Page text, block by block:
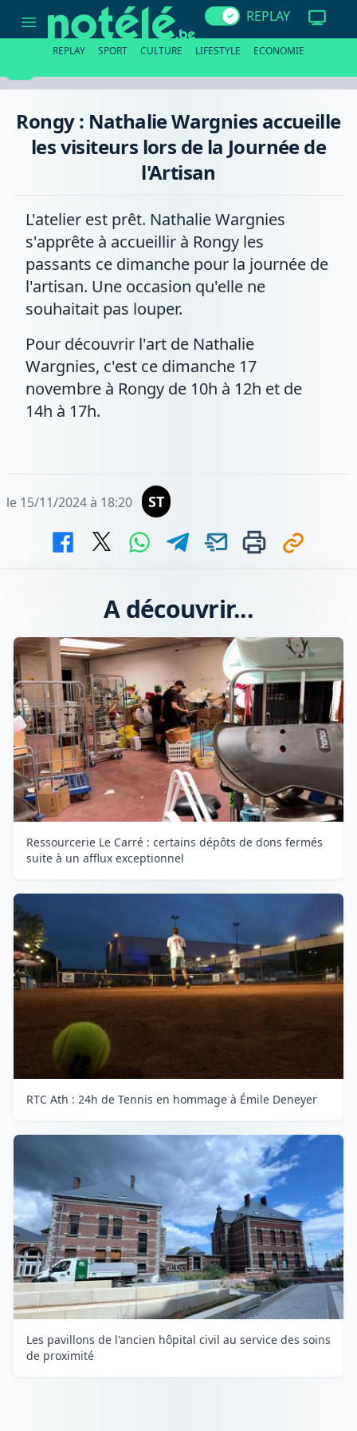
Nathalie
visiteurs
REPLAY
REPLAY SPORT CULTURE LIFESTYLE ECONOMIE
Rongy : Nathalie Wargnies accueille
les visiteurs lors de la Journée de
l'Artisan
L'atelier est prêt. Nathalie Wargnies
s'apprête à accueillir à Rongy les
passants ce dimanche pour la journée de
l'artisan. Une occasion qu'elle ne
souhaitait pas louper.
Pour découvrir l'art de Nathalie
Wargnies, c'est ce dimanche 17
novembre à Rongy de 10h à 12h et de
14h à 17h.
le 15/11/2024 à 18:20 ST
A découvrir...
Ressourcerie Le Carré : certains dépôts de dons fermés
suite à un afflux exceptionnel
RTC Ath : 24h de Tennis en hommage à Émile Deneyer
Les pavillons de l'ancien hôpital civil au service des soins
de proximité